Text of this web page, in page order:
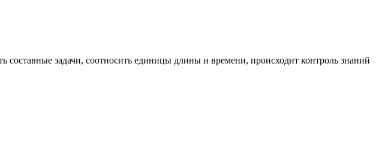
составные задачи, соотносить единицы длины и времени, происходит контроль знаний